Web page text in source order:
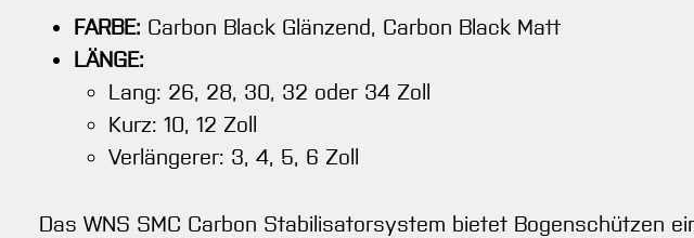
FARBE: Carbon Black Glänzend, Carbon Black Matt
LÄNGE:
Lang: 26, 28, 30, 32 oder 34 Zoll
Kurz: 10, 12 Zoll
Verlängerer: 3, 4, 5, 6 Zoll
Das WNS SMC Carbon Stabilisatorsystem bietet Bogenschützen